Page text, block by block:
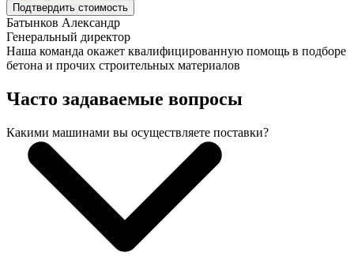
Подтвердить стоимость
Батынков Александр
Генеральный директор
Наша команда окажет квалифицированную помощь в подборе
бетона и прочих строительных материалов
Часто задаваемые вопросы
Какими машинами вы осуществляете поставки?